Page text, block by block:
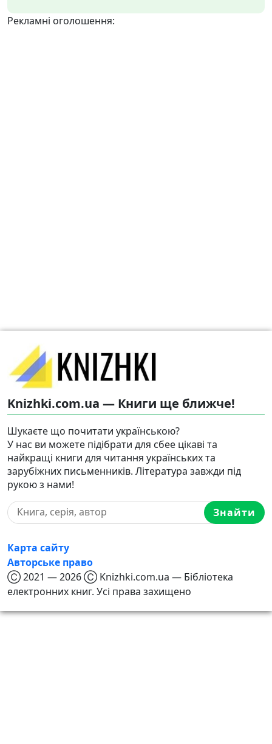
Рекламні оголошення:
Knizhki.com.ua — Книги ще ближче!
Шукаєте що почитати українською?
У нас ви можете підібрати для сбее цікаві та
найкращі книги для читання українських та
зарубіжних письменників. Література завжди під
рукою з нами!
Знайти
Карта сайту
Авторське право
Ⓒ 2021 — 2026 Ⓒ Knizhki.com.ua — Бібліотека
електронних книг. Усі права захищено